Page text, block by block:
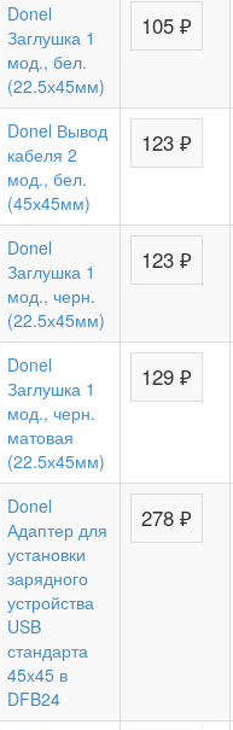
Donel
Заглушка 1
мод., бел.
(22.5х45мм)
105 ₽
Donel Вывод
кабеля 2
мод., бел.
(45х45мм)
123 ₽
Donel
Заглушка 1
мод., черн.
(22.5х45мм)
123 ₽
Donel
Заглушка 1
мод., черн.
матовая
(22.5х45мм)
129 ₽
Donel
Адаптер для
установки
зарядного
устройства
USB
стандарта
45х45 в
DFB24
278 ₽